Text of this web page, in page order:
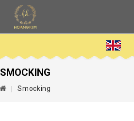
SMOCKING
Smocking